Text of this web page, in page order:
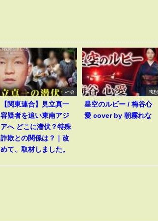
社会
【関東連合】見立真一
容疑者を追い東南アジ
アへ どこに潜伏？特殊
詐欺との関係は？｜改
めて、取材しました。
感想
星空のルビー / 梅谷心
愛 cover by 朝霧れな